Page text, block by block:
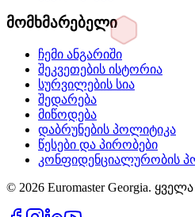
მომხმარებელი
ჩემი ანგარიში
შეკვეთების ისტორია
სურვილების სია
შედარება
მიწოდება
დაბრუნების პოლიტიკა
წესები და პირობები
კონფიდენციალურობის
© 2026 Euromaster Georgia.